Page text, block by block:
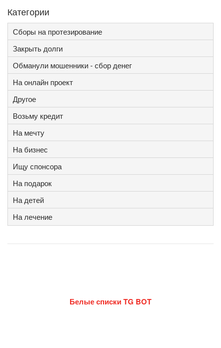
Категории
Сборы на протезирование
Закрыть долги
Обманули мошенники - сбор денег
На онлайн проект
Другое
Возьму кредит
На мечту
На бизнес
Ищу спонсора
На подарок
На детей
На лечение
Белые списки TG BOT